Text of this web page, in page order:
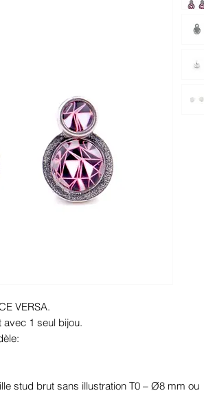
VERSA.
1 seul bijou.
stud brut sans illustration T0 – Ø8 mm ou